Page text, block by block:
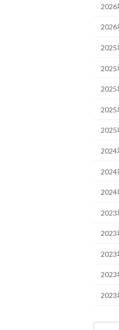
2026
2026
2025
2025
2025
2025
2025
2024
2024
2024
2023
2023
2023
2023
2023